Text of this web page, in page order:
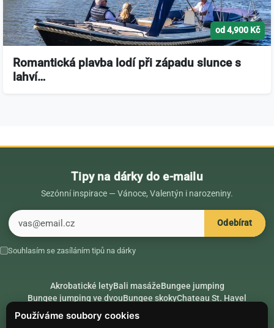
Používáme soubory cookies
od 4,900 Kč
Romantická plavba lodí při západu slunce s
lahví…
Tipy na dárky do e-mailu
Sezónní inspirace — Vánoce, Valentýn i narozeniny.
Odebírat
Souhlasím se zasíláním tipů na dárky
Akrobatické letyBali masážeBungee jumping
Bungee jumping ve dvouBungee skokyChateau St. Havel
Dárek k 18. narozeninám
Dárek k 40. narozeninám
RádceSecret SantaSložte se na dárek